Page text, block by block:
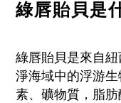
綠唇貽貝是
綠唇貽貝是來自
淨海域中的浮游
素、礦物質，脂肪